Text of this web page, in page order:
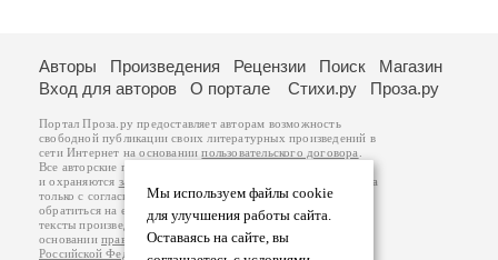
Мы используем файлы cookie
для улучшения работы сайта.
Оставаясь на сайте, вы
Авторы Произведения Рецензии Поиск
Магазин
Вход для авторов
О портале Стихи.ру Проза.ру
Портал Проза.ру предоставляет авторам возможность
свободной публикации своих литературных произведений в
сети Интернет на основаниипользовательского договора
Все авторские права на произведения принадлежат авторам
и охраняются законом
. Перепечатка произведений возможна
только с согласия его автора, к которому вы можете
обратиться на его авторской странице. Ответственность за
тексты произведений авторы несут самостоятельно на
основанииправил публикацииизаконодательства
Российской Федерации